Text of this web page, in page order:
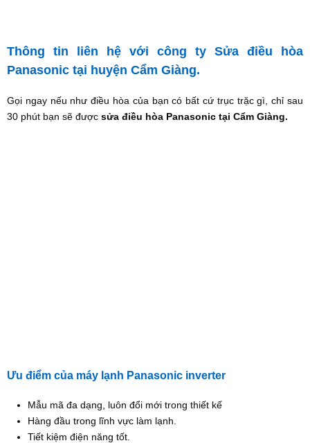
Thông tin liên hệ với công ty Sửa điều hòa
Panasonic tại huyện Cẩm Giàng.
Gọi ngay nếu như điều hòa của bạn có bất cứ trục trặc gì, chỉ sau
30 phút bạn sẽ được sửa điều hòa Panasonic tại Cẩm Giàng.
Ưu điểm của máy lạnh Panasonic inverter
Mẫu mã đa dạng, luôn đổi mới trong thiết kế
Hàng đầu trong lĩnh vực làm lạnh.
Tiết kiệm điện năng tốt.